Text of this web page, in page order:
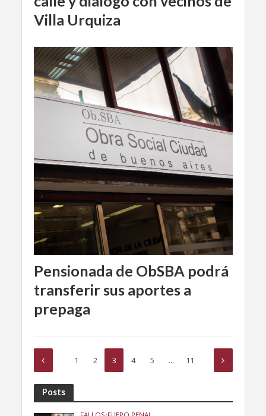
Villa Urquiza
Pensionada de ObSBA podrá
transferir sus aportes a
prepaga
1 2 3 4 5 … 11
Posts